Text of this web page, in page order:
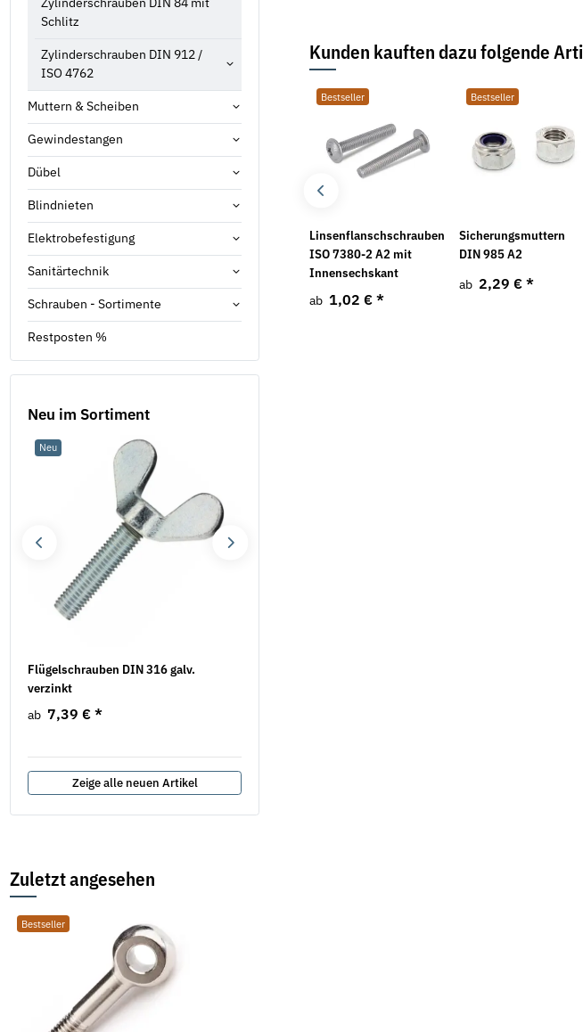
Kunden kauften dazu folgende
Unterlegscheiben DIN
1052 Edelstahl A2
Unterlegscheiben DIN
9021 galv. verzinkt
ab
Bestseller
Linsenflanschschrauben
ISO 7380-2 A2 mit
Innensechskant
ab 1,02 € *
Bestseller
Sicherungsmuttern
DIN 985 A2
ab 2,29 € *
Schlitz
Zylinderschrauben DIN 912 /
ISO 4762
Muttern & Scheiben
Gewindestangen
Dübel
Blindnieten
Elektrobefestigung
Sanitärtechnik
Schrauben - Sortimente
Restposten %
Neu im Sortiment
Neu
Flügelschrauben DIN 316 galv.
verzinkt
ab 7,39 € *
Zeige alle neuen Artikel
Zuletzt angesehen
Bestseller